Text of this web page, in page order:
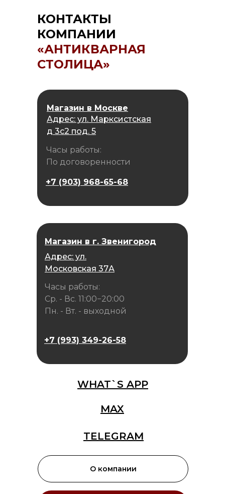
КОНТАКТЫ
КОМПАНИИ
«АНТИКВАРНАЯ
СТОЛИЦА»
Магазин в Москве
Адрес: ул. Марксистская
д 3с2 под. 5
Часы работы:
По договоренности
О компании
MAX
TELEGRAM
WHAT`S APP
Часы работы:
Ср. - Вс. 11:00−20:00
Пн. - Вт. - выходной
Магазин в г. Звенигород
Адрес: ул.
Московская 37А
+7 (993) 349-26-58
+7 (903) 968-65-68